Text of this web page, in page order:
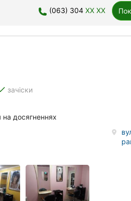
(063) 304 XX XX
зачіски
на досягненнях